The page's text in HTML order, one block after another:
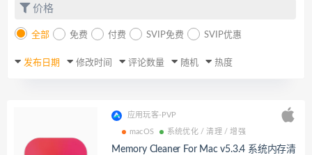
价格
全部 免费 付费 SVIP免费 SVIP优惠
发布日期 修改时间 评论数量 随机 热度
应用玩客-PVP
macOS 系统优化 / 清理 / 增强
Memory Cleaner For Mac v5.3.4 系统内存清